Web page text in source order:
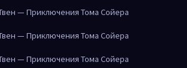
— Приключения Тома Сойера
— Приключения Тома Сойера
— Приключения Тома Сойера